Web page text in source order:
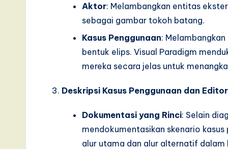
Aktor: Melambangkan entitas
sebagai gambar tokoh batang.
Kasus Penggunaan:
bentuk elips. Visual Paradigm
mereka secara jelas untuk
Deskripsi Kasus Penggunaan dan
Dokumentasi yang Rinci: Selain
mendokumentasikan skenario
alur utama dan alur alternatif dalam